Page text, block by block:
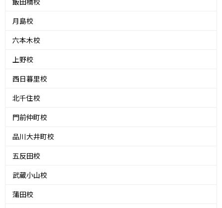
月島校
六本木校
上野校
西日暮里校
北千住校
門前仲町校
品川大井町校
五反田校
武蔵小山校
蒲田校